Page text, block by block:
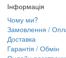
Інформація
Чому ми?
Замовлення /
Доставка
Гарантія / Обмін